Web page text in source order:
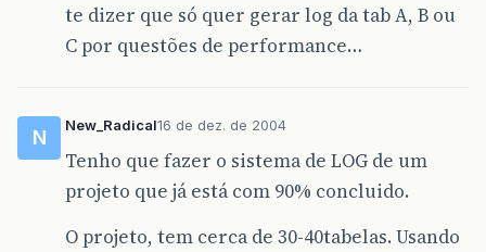
te dizer que só quer gerar log da tab A, B ou
C por questões de performance…
N
New_Radical16 de dez. de 2004
Tenho que fazer o sistema de LOG de um
projeto que já está com 90% concluido.
O projeto, tem cerca de 30-40tabelas. Usando